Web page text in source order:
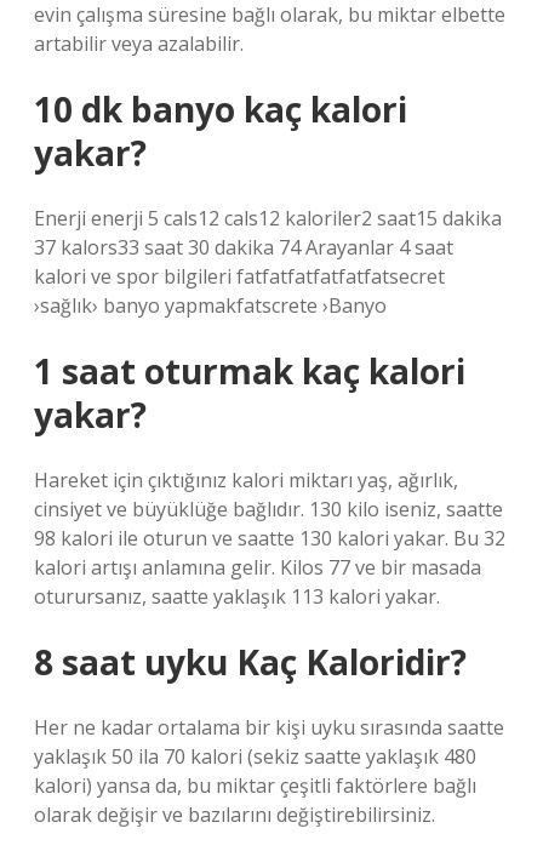
evin çalışma süresine bağlı olarak, bu miktar elbette
artabilir veya azalabilir.
10 dk banyo kaç kalori
yakar?
Enerji enerji 5 cals12 cals12 kaloriler2 saat15 dakika
37 kalors33 saat 30 dakika 74 Arayanlar 4 saat
kalori ve spor bilgileri fatfatfatfatfatfatsecret
›sağlık› banyo yapmakfatscrete ›Banyo
1 saat oturmak kaç kalori
yakar?
Hareket için çıktığınız kalori miktarı yaş, ağırlık,
cinsiyet ve büyüklüğe bağlıdır. 130 kilo iseniz, saatte
98 kalori ile oturun ve saatte 130 kalori yakar. Bu 32
kalori artışı anlamına gelir. Kilos 77 ve bir masada
oturursanız, saatte yaklaşık 113 kalori yakar.
8 saat uyku Kaç Kaloridir?
Her ne kadar ortalama bir kişi uyku sırasında saatte
yaklaşık 50 ila 70 kalori (sekiz saatte yaklaşık 480
kalori) yansa da, bu miktar çeşitli faktörlere bağlı
olarak değişir ve bazılarını değiştirebilirsiniz.